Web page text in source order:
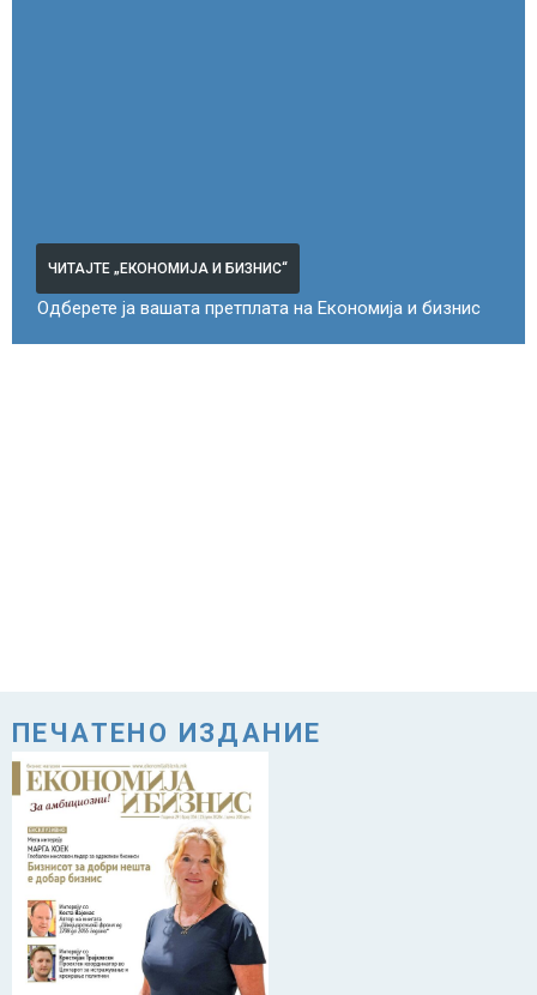
ЧИТАЈТЕ „ЕКОНОМИЈА И БИЗНИС“
Одберете ја вашата претплата на Економија и бизнис
ПЕЧАТЕНО ИЗДАНИЕ